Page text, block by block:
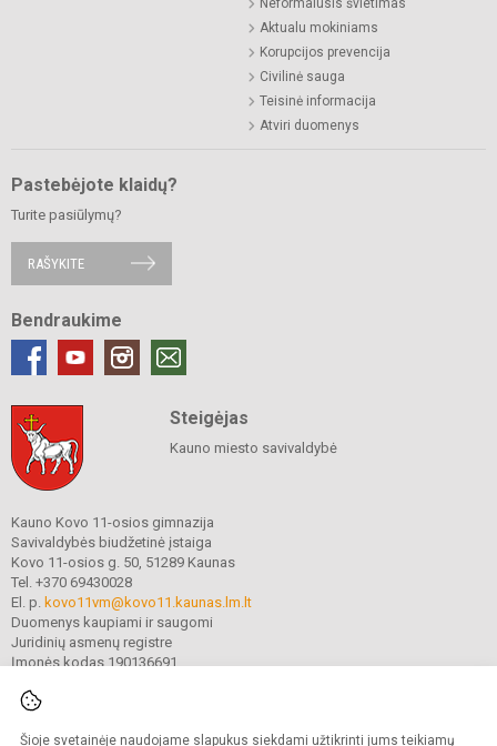
Šioje svetainėje naudojame slapukus siekdami užtikrinti jums teikiamų
Aktualu mokiniams
Korupcijos prevencija
Civilinė sauga
Teisinė informacija
Atviri duomenys
Pastebėjote klaidų?
Turite pasiūlymų?
RAŠYKITE
Bendraukime
Steigėjas
Kauno miesto savivaldybė
Kauno Kovo 11-osios gimnazija
Savivaldybės biudžetinė įstaiga
Kovo 11-osios g. 50, 51289 Kaunas
Tel. +370 69430028
El. p. kovo11vm@kovo11.kaunas.lm.lt
Duomenys kaupiami ir saugomi
Juridinių asmenų registre
Įmonės kodas 190136691
© 2021. Kauno Kovo 11-osios gimnazija. Visos teisės saugomos.